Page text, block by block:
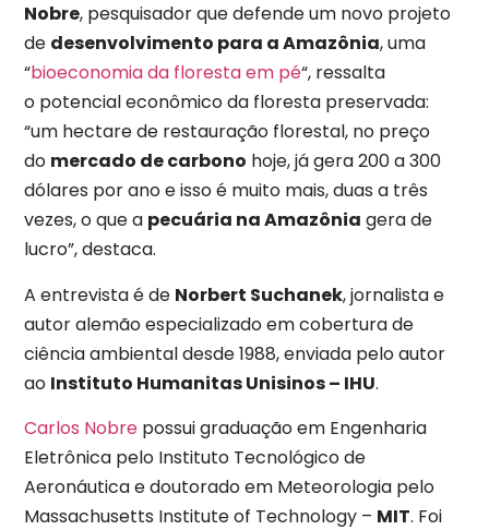
Nobre, pesquisador que defende um novo projeto
de desenvolvimento para a Amazônia, uma
“bioeconomia da floresta em pé“, ressalta
o potencial econômico da floresta preservada:
“um hectare de restauração florestal, no preço
do mercado de carbono hoje, já gera 200 a 300
dólares por ano e isso é muito mais, duas a três
vezes, o que a pecuária na Amazônia gera de
lucro”, destaca.
A entrevista é de Norbert Suchanek, jornalista e
autor alemão especializado em cobertura de
ciência ambiental desde 1988, enviada pelo autor
ao Instituto Humanitas Unisinos – IHU.
Carlos Nobre possui graduação em Engenharia
Eletrônica pelo Instituto Tecnológico de
Aeronáutica e doutorado em Meteorologia pelo
Massachusetts Institute of Technology – MIT. Foi